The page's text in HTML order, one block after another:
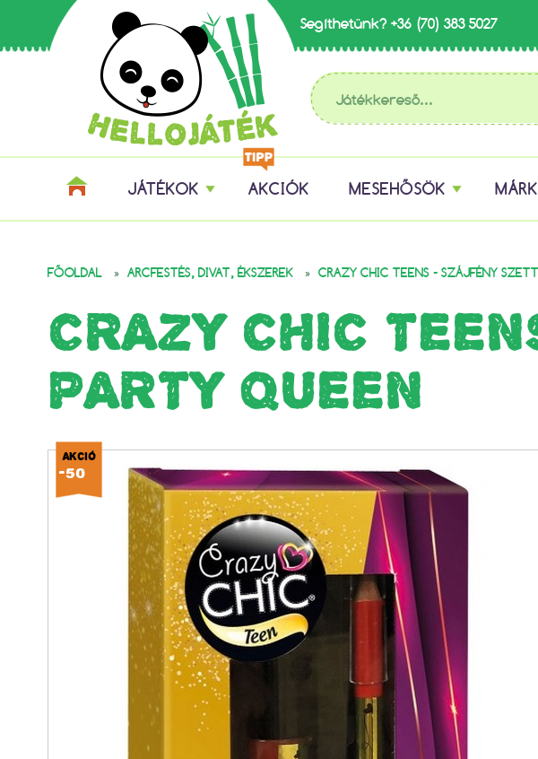
Segíthetünk? +36 (70) 383 5027
JÁTÉKOK AKCIÓK MESEHŐSÖK
FŐOLDAL » ARCFESTÉS, DIVAT, ÉKSZEREK » CRAZY CHIC TEENS - SZÁJFÉNY
CRAZY CHIC
PARTY QUEEN
AKCIÓ
-50%